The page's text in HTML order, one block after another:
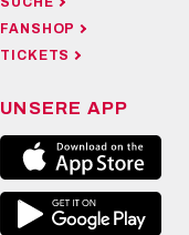
FANSHOP
TICKETS
UNSERE APP